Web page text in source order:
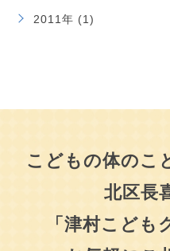
2011年 (1)
こどもの体のこ
北区長
「津村こど